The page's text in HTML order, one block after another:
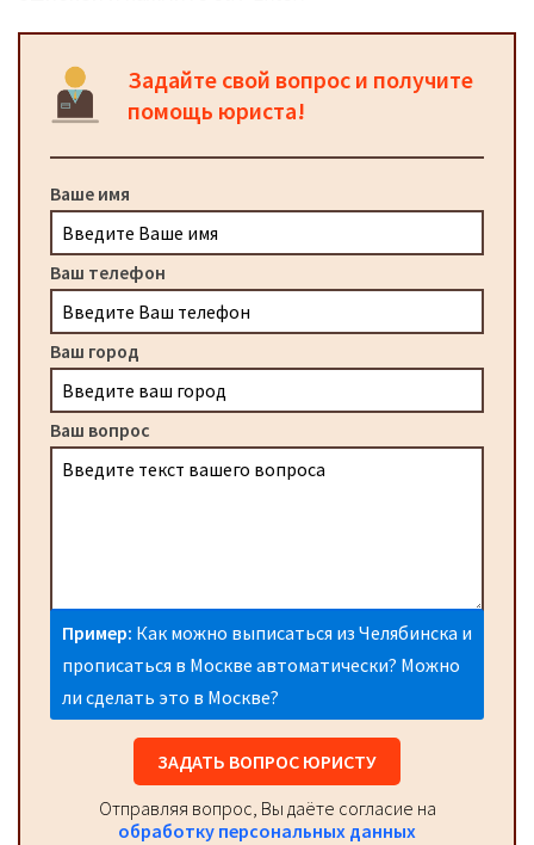
Задайте свой вопрос и получите
помощь юриста!
Ваше имя
Ваш телефон
Ваш город
Ваш вопрос
Пример: Как можно выписаться из Челябинска и
прописаться в Москве автоматически? Можно
ли сделать это в Москве?
ЗАДАТЬ ВОПРОС ЮРИСТУ
Отправляя вопрос, Вы даёте согласие на
обработку персональных данных